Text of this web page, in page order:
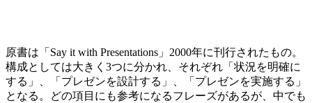
原書は「Say it with Presentations」2000年に刊行されたもの。
構成としては大きく3つに分かれ、それぞれ「状況を明確に
する」、「プレゼンを設計する」、「プレゼンを実施する」
となる。どの項目にも参考になるフレーズがあるが、中でも